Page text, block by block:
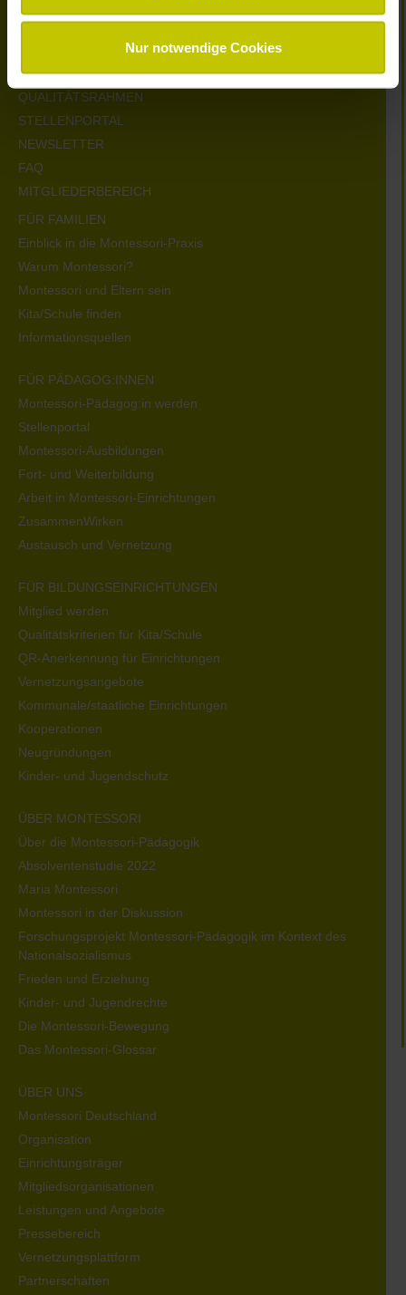
Impressum
Nur notwendige Cookies
KONTAKT
NEUIGKEITEN ZUR MONTESSORI-PÄDAGOGIK
VERANSTALTUNGEN
QUALITÄTSRAHMEN
STELLENPORTAL
NEWSLETTER
FAQ
MITGLIEDERBEREICH
FÜR FAMILIEN
Einblick in die Montessori-Praxis
Warum Montessori?
Montessori und Eltern sein
Kita/Schule finden
Informationsquellen
FÜR PÄDAGOG:INNEN
Montessori-Pädagog:in werden
Stellenportal
Montessori-Ausbildungen
Fort- und Weiterbildung
Arbeit in Montessori-Einrichtungen
ZusammenWirken
Austausch und Vernetzung
FÜR BILDUNGSEINRICHTUNGEN
Mitglied werden
Qualitätskriterien für Kita/Schule
QR-Anerkennung für Einrichtungen
Vernetzungsangebote
Kommunale/staatliche Einrichtungen
Kooperationen
Neugründungen
Kinder- und Jugendschutz
ÜBER MONTESSORI
Über die Montessori-Pädagogik
Absolventenstudie 2022
Maria Montessori
Montessori in der Diskussion
Forschungsprojekt Montessori-Pädagogik im Kontext des
Nationalsozialismus
Frieden und Erziehung
Kinder- und Jugendrechte
Die Montessori-Bewegung
Das Montessori-Glossar
ÜBER UNS
Montessori Deutschland
Organisation
Einrichtungsträger
Mitgliedsorganisationen
Leistungen und Angebote
Pressebereich
Vernetzungsplattform
Partnerschaften